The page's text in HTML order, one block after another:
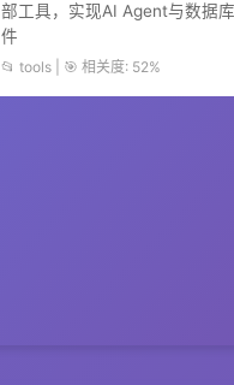
部工具，实现AI Agent与数据
件
📂 tools | 🎯 相关度: 52%